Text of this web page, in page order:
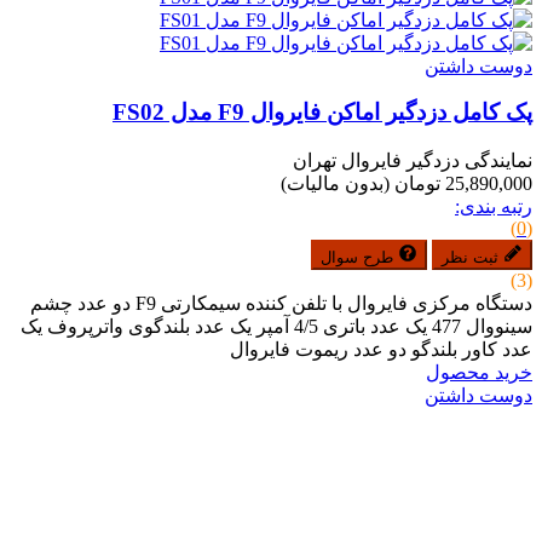
دوست داشتن
پک کامل دزدگیر اماکن فایروال F9 مدل FS02
نمایندگی دزدگیر فایروال تهران
25,890,000 تومان
(بدون مالیات)
رتبه بندی:
(0)
ثبت نظر طرح سوال
(3)
دستگاه مرکزی فایروال با تلفن کننده سیمکارتی F9 دو عدد چشم
سینووال 477 یک عدد باتری 4/5 آمپر یک عدد بلندگوی واترپروف یک
عدد کاور بلندگو دو عدد ریموت فایروال
خرید محصول
دوست داشتن